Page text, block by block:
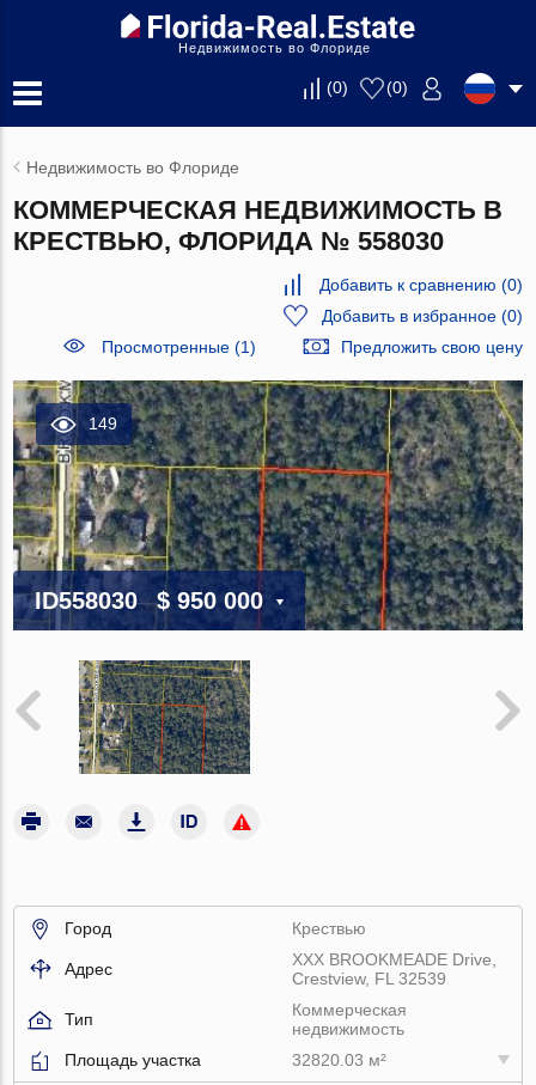
Недвижимость во Флориде
(0) (0)
Недвижимость во Флориде
КОММЕРЧЕСКАЯ НЕДВИЖИМОСТЬ В
КРЕСТВЬЮ, ФЛОРИДА № 558030
Добавить к сравнению (0)
Добавить в избранное(0)
Просмотренные (1)
Предложить свою цену
149
ID558030 $ 950 000
Город Крествью
Адрес
XXX BROOKMEADE Drive,
Crestview, FL 32539
Тип
Коммерческая
недвижимость
Площадь участка
32820.03 м²